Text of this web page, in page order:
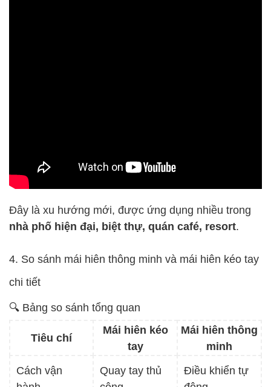
Đây là xu hướng mới, được ứng dụng nhiều trong
nhà phố hiện đại, biệt thự, quán café, resort.
4. So sánh mái hiên thông minh và mái hiên kéo tay
chi tiết
🔍 Bảng so sánh tổng quan
Tiêu chí
Mái hiên kéo
tay
Mái hiên thông
minh
Cách vận
Quay tay thủ
Điều khiển tự